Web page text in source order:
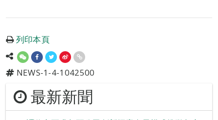
列印本頁
NEWS-1-4-1042500
最新新聞